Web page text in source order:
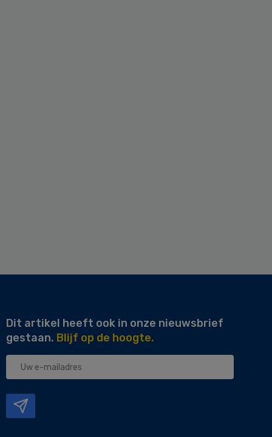
Dit artikel heeft ook in onze nieuwsbrief
gestaan. Blijf op de hoogte.
Uw